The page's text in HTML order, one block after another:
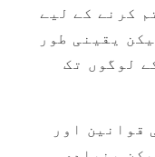
کرنے کے لیے
یقینی طور
لوگوں تک
قوانین اور